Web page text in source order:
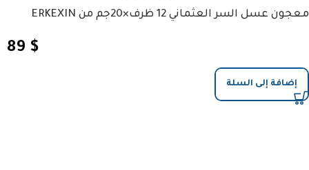
معجون عسل السر العثماني 12 ظرف×20جم من ERKEXIN
89 $
إضافة إلى السلة